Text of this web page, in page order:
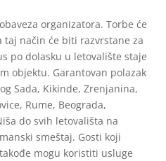
organizatora. Torbe će
taj način će biti razvrstane za
po dolasku u letovalište staje
objektu. Garantovan polazak
Sada, Kikinde, Zrenjanina,
Rume, Beograda,
do svih letovališta na
smeštaj. Gosti koji
takođe mogu koristiti usluge